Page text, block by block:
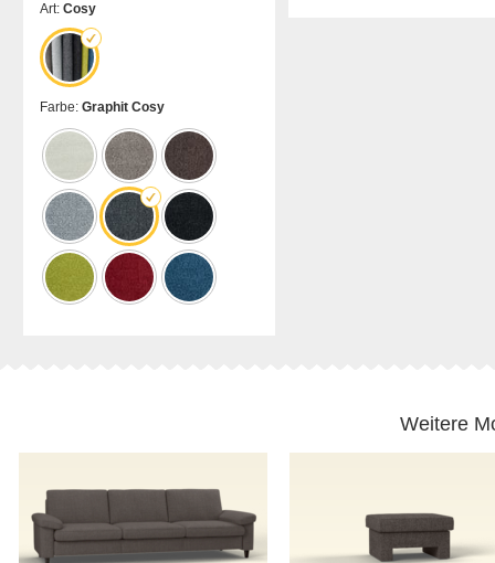
Art: Cosy
Farbe: Graphit Cosy
Weitere